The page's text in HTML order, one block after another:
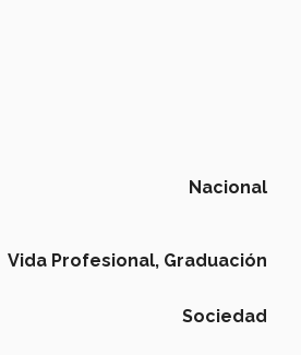
Nacional
Vida Profesional, Graduación
Sociedad